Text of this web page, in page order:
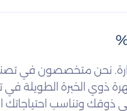
نحن متخصصون في
ذوي الخبرة الطويلة
ذوقك وتناسب احتياجاتك